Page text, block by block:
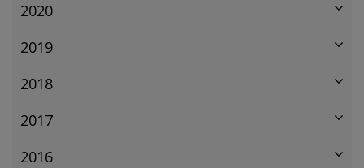
2020
2019
2018
2017
2016